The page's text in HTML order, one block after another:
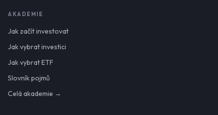
AKADEMIE
Jak začít investovat
Jak vybrat investici
Jak vybrat ETF
Slovník pojmů
Celá akademie →